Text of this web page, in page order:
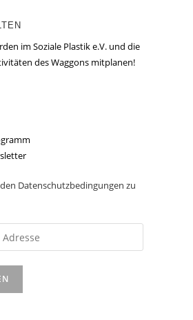
im Soziale Plastik e.V. und die
des Waggons mitplanen!
Datenschutzbedingungen zu